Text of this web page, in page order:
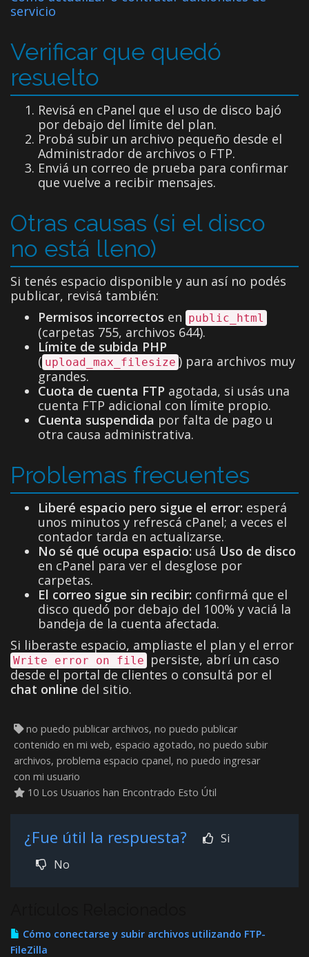
servicio
Verificar que quedó
resuelto
Revisá en cPanel que el uso de disco bajó
por debajo del límite del plan.
Probá subir un archivo pequeño desde el
Administrador de archivos o FTP.
Enviá un correo de prueba para confirmar
que vuelve a recibir mensajes.
Otras causas (si el disco
no está lleno)
Si tenés espacio disponible y aun así no podés
publicar, revisá también:
Permisos incorrectos en public_html
(carpetas 755, archivos 644).
Límite de subida PHP
( upload_max_filesize ) para archivos muy
grandes.
Cuota de cuenta FTP agotada, si usás una
cuenta FTP adicional con límite propio.
Cuenta suspendida por falta de pago u
otra causa administrativa.
Problemas frecuentes
Liberé espacio pero sigue el error: esperá
unos minutos y refrescá cPanel; a veces el
contador tarda en actualizarse.
No sé qué ocupa espacio: usá Uso de disco
en cPanel para ver el desglose por
carpetas.
El correo sigue sin recibir: confirmá que el
disco quedó por debajo del 100% y vaciá la
bandeja de la cuenta afectada.
Si liberaste espacio, ampliaste el plan y el error
Write error on file
persiste, abrí un caso
desde el portal de clientes o consultá por el
chat online del sitio.
no puedo publicar archivos, no puedo publicar
contenido en mi web, espacio agotado, no puedo subir
archivos, problema espacio cpanel, no puedo ingresar
con mi usuario
10 Los Usuarios han Encontrado Esto Útil
¿Fue útil la respuesta?
Si
No
Cómo conectarse y subir archivos utilizando FTP-
FileZilla